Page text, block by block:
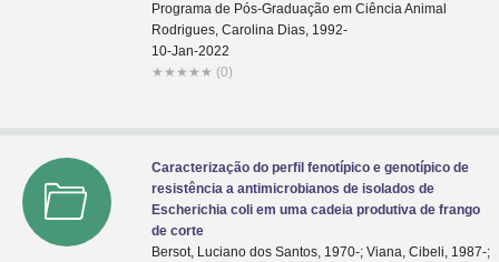
Programa de Pós-Graduação em Ciência Animal
Rodrigues, Carolina Dias, 1992-
10-Jan-2022
★ ★ ★ ★ ★ (0)
Caracterização do perfil fenotípico e genotípico de
resistência a antimicrobianos de isolados de
Escherichia coli em uma cadeia produtiva de frango
de corte
Bersot, Luciano dos Santos, 1970-; Viana, Cibeli, 1987-;